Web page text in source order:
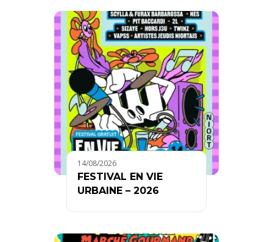
14/08/2026
FESTIVAL EN VIE
URBAINE – 2026